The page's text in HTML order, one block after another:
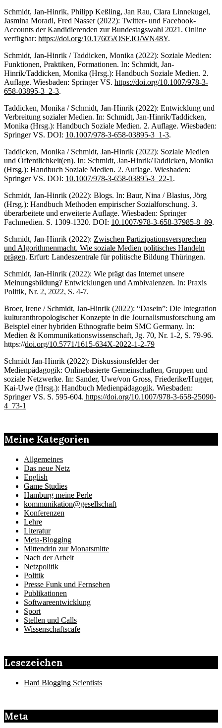
Schmidt, Jan-Hinrik, Philipp Keßling, Jan Rau, Clara Linnekugel,
Jasmina Moradi, Fred Nasser (2022): Twitter- und Facebook-
Accounts der Kandidierenden zur Bundestagswahl 2021. Online
verfügbar: https://doi.org/10.17605/OSF.IO/WN48Y.
Schmidt, Jan-Hinrik / Taddicken, Monika (2022): Soziale Medien:
Funktionen, Praktiken, Formationen. In: Schmidt, Jan-
Hinrik/Taddicken, Monika (Hrsg.): Handbuch Soziale Medien. 2.
Auflage. Wiesbaden: Springer VS. https://doi.org/10.1007/978-3-
658-03895-3_2-3.
Taddicken, Monika / Schmidt, Jan-Hinrik (2022): Entwicklung und
Verbreitung sozialer Medien. In: Schmidt, Jan-Hinrik/Taddicken,
Monika (Hrsg.): Handbuch Soziale Medien. 2. Auflage. Wiesbaden:
Springer VS. DOI: 10.1007/978-3-658-03895-3_1-3.
Taddicken, Monika / Schmidt, Jan-Hinrik (2022): Soziale Medien
und Öffentlichkeit(en). In: Schmidt, Jan-Hinrik/Taddicken, Monika
(Hrsg.): Handbuch Soziale Medien. 2. Auflage. Wiesbaden:
Springer VS. DOI: 10.1007/978-3-658-03895-3_22-1 .
Schmidt, Jan-Hinrik (2022): Blogs. In: Baur, Nina / Blasius, Jörg
(Hrsg.): Handbuch Methoden empirischer Sozialforschung. 3.
überarbeitete und erweiterte Auflage. Wiesbaden: Springer
Fachmedien. S. 1309-1320. DOI: 10.1007/978-3-658-37985-8_89.
Schmidt, Jan-Hinrik (2022): Zwischen Partizipationsversprechen
und Algorithmenmacht. Wie soziale Medien politisches Handeln
prägen. Erfurt: Landeszentrale für politische Bildung Thüringen.
Schmidt, Jan-Hinrik (2022): Wie prägt das Internet unsere
Meinungsbildung? Entwicklungen und Ambivalenzen. In: Praxis
Politik, Nr. 2, 2022, S. 4-7.
Broer, Irene / Schmidt, Jan-Hinrik (2022): “Dasein”: Die Integration
kulturanthropologischer Konzepte in die Journalismusforschung am
Beispiel einer hybriden Ethnografie beim SMC Germany. In:
Medien & Kommunikationswissenschaft, Jg. 70, Nr. 1-2, S. 79-96.
https://doi.org/10.5771/1615-634X-2022-1-2-79
Schmidt Jan-Hinrik (2022): Diskussionsfelder der
Medienpädagogik: Onlinebasierte Gemeinschaften, Gruppen und
soziale Netzwerke. In: Sander, Uwe/von Gross, Friederike/Hugger,
Kai-Uwe (Hrsg.): Handbuch Medienpädagogik. Wiesbaden:
Springer VS. S. 595-604. https://doi.org/10.1007/978-3-658-25090-
4_73-1
Meine Kategorien
Allgemeines
Das neue Netz
English
Game Studies
Hamburg meine Perle
kommunikation@gesellschaft
Konferenzen
Lehre
Literatur
Meta-Blogging
Mittendrin zur Monatsmitte
Nach der Arbeit
Netzpolitik
Politik
Presse Funk und Fernsehen
Publikationen
Softwareentwicklung
Sport
Stellen und Calls
Wissenschaftscafe
Lesezeichen
Hard Blogging Scientists
Meta